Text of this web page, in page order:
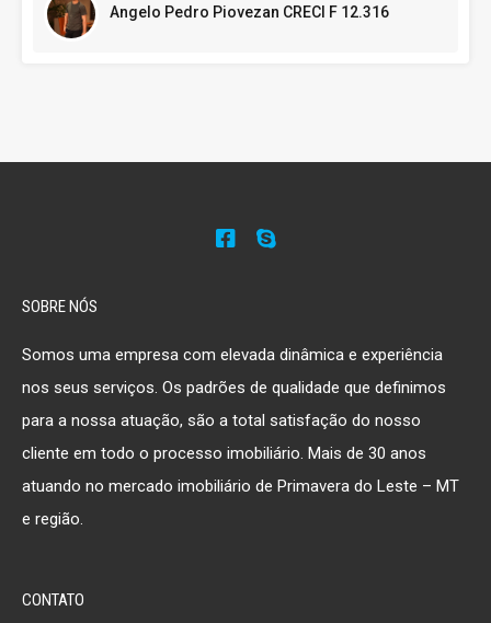
Angelo Pedro Piovezan CRECI F 12.316
SOBRE NÓS
Somos uma empresa com elevada dinâmica e experiência
nos seus serviços. Os padrões de qualidade que definimos
para a nossa atuação, são a total satisfação do nosso
cliente em todo o processo imobiliário. Mais de 30 anos
atuando no mercado imobiliário de Primavera do Leste – MT
e região.
CONTATO